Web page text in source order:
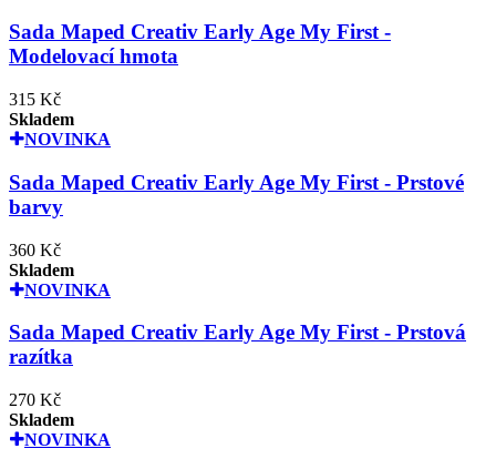
Sada Maped Creativ Early Age My First -
Modelovací hmota
315 Kč
Skladem
NOVINKA
Sada Maped Creativ Early Age My First - Prstové
barvy
360 Kč
Skladem
NOVINKA
Sada Maped Creativ Early Age My First - Prstová
razítka
270 Kč
Skladem
NOVINKA